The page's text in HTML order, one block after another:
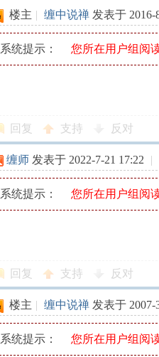
楼主 | 缠中说禅 发表于 2016-
系统提示： 您所在用户组阅
回复 支持 反对
缠师 发表于 2022-7-21 17:22 |
系统提示： 您所在用户组阅
回复 支持 反对
楼主 | 缠中说禅 发表于 2007-
系统提示： 您所在用户组阅